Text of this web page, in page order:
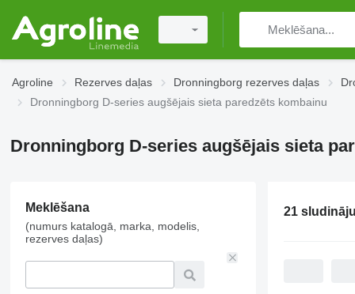
Agroline Rezerves daļas Dronningborg rezerves daļas
Dronningborg D-series augšējais sieta paredzēts kombainu
Dronningborg D-series augšējais sieta
Meklēšana
(numurs katalogā, marka, modelis,
rezerves daļas)
21